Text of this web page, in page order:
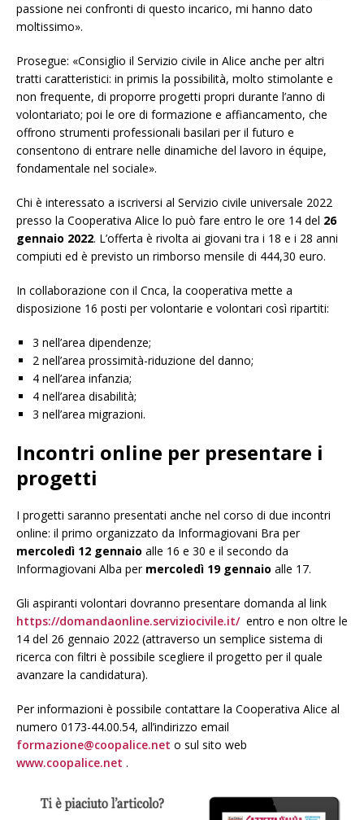
passione nei confronti di questo incarico, mi hanno dato
moltissimo».
Prosegue: «Consiglio il Servizio civile in Alice anche per altri
tratti caratteristici: in primis la possibilità, molto stimolante e
non frequente, di proporre progetti propri durante l’anno di
volontariato; poi le ore di formazione e affiancamento, che
offrono strumenti professionali basilari per il futuro e
consentono di entrare nelle dinamiche del lavoro in équipe,
fondamentale nel sociale».
Chi è interessato a iscriversi al Servizio civile universale 2022
presso la Cooperativa Alice lo può fare entro le ore 14 del 26
gennaio 2022. L’offerta è rivolta ai giovani tra i 18 e i 28 anni
compiuti ed è previsto un rimborso mensile di 444,30 euro.
In collaborazione con il Cnca, la cooperativa mette a
disposizione 16 posti per volontarie e volontari così ripartiti:
3 nell’area dipendenze;
2 nell’area prossimità-riduzione del danno;
4 nell’area infanzia;
4 nell’area disabilità;
3 nell’area migrazioni.
Incontri online per presentare i
progetti
I progetti saranno presentati anche nel corso di due incontri
online: il primo organizzato da Informagiovani Bra per
mercoledì 12 gennaio alle 16 e 30 e il secondo da
Informagiovani Alba per mercoledì 19 gennaio alle 17.
Gli aspiranti volontari dovranno presentare domanda al link
https://domandaonline.serviziocivile.it/entro e non oltre le
14 del 26 gennaio 2022 (attraverso un semplice sistema di
ricerca con filtri è possibile scegliere il progetto per il quale
avanzare la candidatura).
Per informazioni è possibile contattare la Cooperativa Alice al
numero 0173-44.00.54, all’indirizzo email
formazione@coopalice.net o sul sito web
www.coopalice.net .